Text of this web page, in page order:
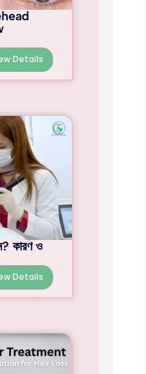
Details
কারণ ও
Details